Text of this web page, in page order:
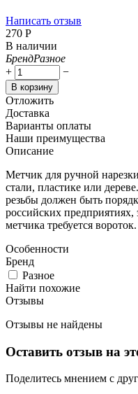
Написать отзыв
‍270‍ Р
В наличии
БрендРазное
+
−
В корзину
Отложить
Доставка
Варианты оплаты
Наши преимущества
Описание
Метчик для ручной
стали, пластике или
резьбы должен быть
российских
метчика требуется
Особенности
Бренд
Разное
Найти похожие
Отзывы
Отзывы не найдены
Оставить отзыв на
Поделитесь мнением с